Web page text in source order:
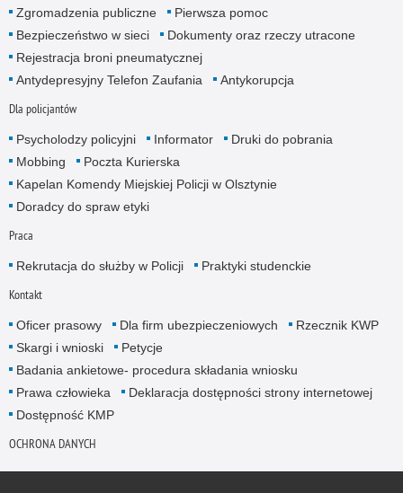
Zgromadzenia publiczne
Pierwsza pomoc
Bezpieczeństwo w sieci
Dokumenty oraz rzeczy utracone
Rejestracja broni pneumatycznej
Antydepresyjny Telefon Zaufania
Antykorupcja
Dla policjantów
Psycholodzy policyjni Informator
Druki do pobrania
Mobbing
Poczta Kurierska
Kapelan Komendy Miejskiej Policji w Olsztynie
Doradcy do spraw etyki
Praca
Rekrutacja do służby w Policji Praktyki studenckie
Kontakt
Oficer prasowy Dla firm ubezpieczeniowych
Rzecznik KWP
Skargi i wnioski
Petycje
Badania ankietowe- procedura składania wniosku
Prawa człowieka
Deklaracja dostępności strony internetowej
Dostępność KMP
OCHRONA DANYCH